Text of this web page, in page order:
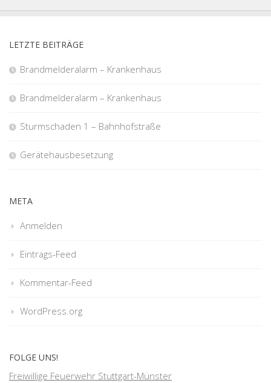
LETZTE BEITRÄGE
Brandmelderalarm – Krankenhaus
Brandmelderalarm – Krankenhaus
Sturmschaden 1 – Bahnhofstraße
Gerätehausbesetzung
META
Anmelden
Eintrags-Feed
Kommentar-Feed
WordPress.org
FOLGE UNS!
Freiwillige Feuerwehr Stuttgart-Münster